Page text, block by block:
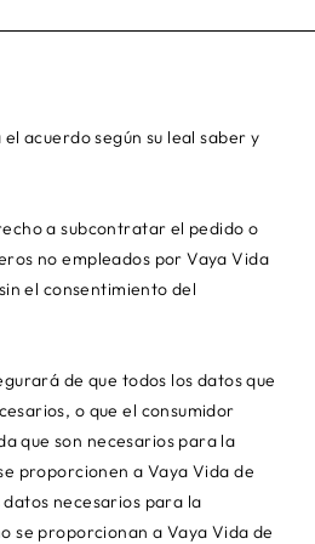
acuerdo según su leal saber y
a subcontratar el pedido o
no empleados por Vaya Vida
el consentimiento del
de que todos los datos que
o que el consumidor
que son necesarios para la
proporcionen a Vaya Vida de
necesarios para la
se proporcionan a Vaya Vida de